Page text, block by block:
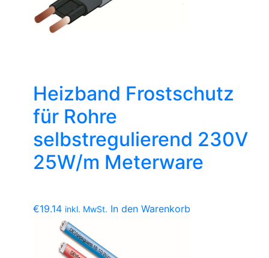
Heizband Frostschutz
für Rohre
selbstregulierend 230V
25W/m Meterware
€19.14 inkl. MwSt. In den Warenkorb